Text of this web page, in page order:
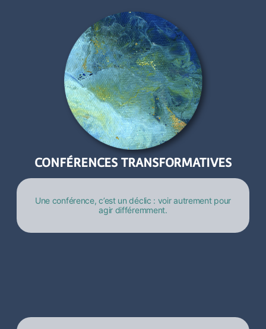
CONFÉRENCES TRANSFORMATIVES
Une conférence, c’est un déclic : voir autrement pour
agir différemment.